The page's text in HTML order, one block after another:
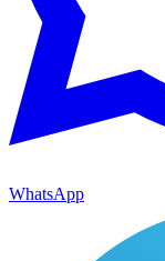
WhatsApp